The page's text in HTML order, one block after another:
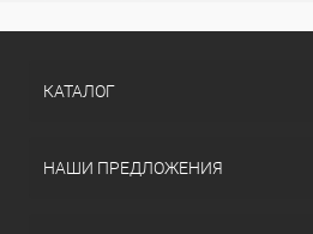
КАТАЛОГ
НАШИ ПРЕДЛОЖЕНИЯ